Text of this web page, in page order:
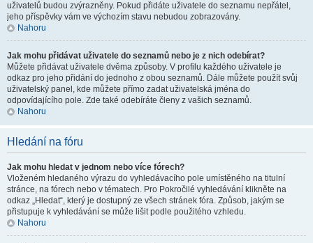
uživatelů budou zvýrazněny. Pokud přidáte uživatele do seznamu nepřátel,
jeho příspěvky vám ve výchozím stavu nebudou zobrazovány.
Nahoru
Jak mohu přidávat uživatele do seznamů nebo je z nich odebírat?
Můžete přidávat uživatele dvěma způsoby. V profilu každého uživatele je
odkaz pro jeho přidání do jednoho z obou seznamů. Dále můžete použít svůj
uživatelský panel, kde můžete přímo zadat uživatelská jména do
odpovídajícího pole. Zde také odebíráte členy z vašich seznamů.
Nahoru
Hledání na fóru
Jak mohu hledat v jednom nebo více fórech?
Vloženém hledaného výrazu do vyhledávacího pole umístěného na titulní
stránce, na fórech nebo v tématech. Pro Pokročilé vyhledávání klikněte na
odkaz „Hledat“, který je dostupný ze všech stránek fóra. Způsob, jakým se
přistupuje k vyhledávání se může lišit podle použitého vzhledu.
Nahoru